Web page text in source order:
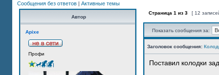
Сообщения без ответов | Активные темы
Автор
Apixe
Профи
Страница 1 из 3 [ 12
Показать сообщения за:
Заголовок сообщения:
Поставил колодки